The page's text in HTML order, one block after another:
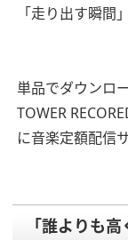
「走り出す瞬間
単品でダウンロ
TOWER
に音楽定額配信
「誰よりも